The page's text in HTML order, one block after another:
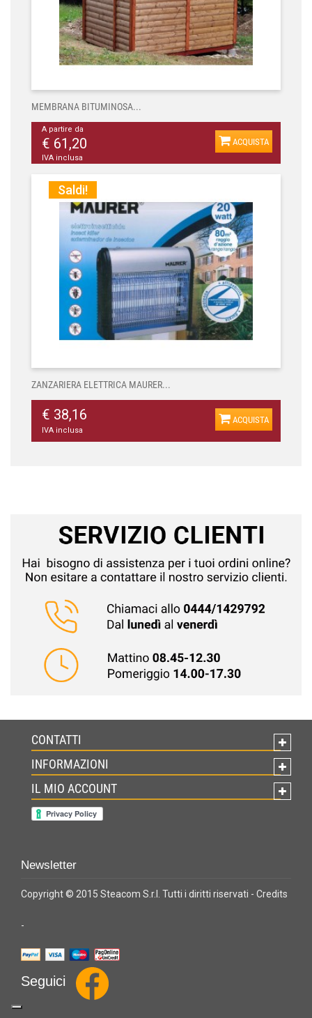
MEMBRANA BITUMINOSA...
A partire da
€ 61,20
IVA inclusa
ACQUISTA
Saldi!
ZANZARIERA ELETTRICA MAURER...
€ 38,16
IVA inclusa
ACQUISTA
CONTATTI
INFORMAZIONI
IL MIO ACCOUNT
Newsletter
Copyright © 2015 Steacom S.r.l. Tutti i diritti riservati - Credits
-
Seguici